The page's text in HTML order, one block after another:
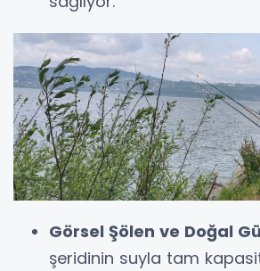
Görsel Şölen ve Doğal
şeridinin suyla tam